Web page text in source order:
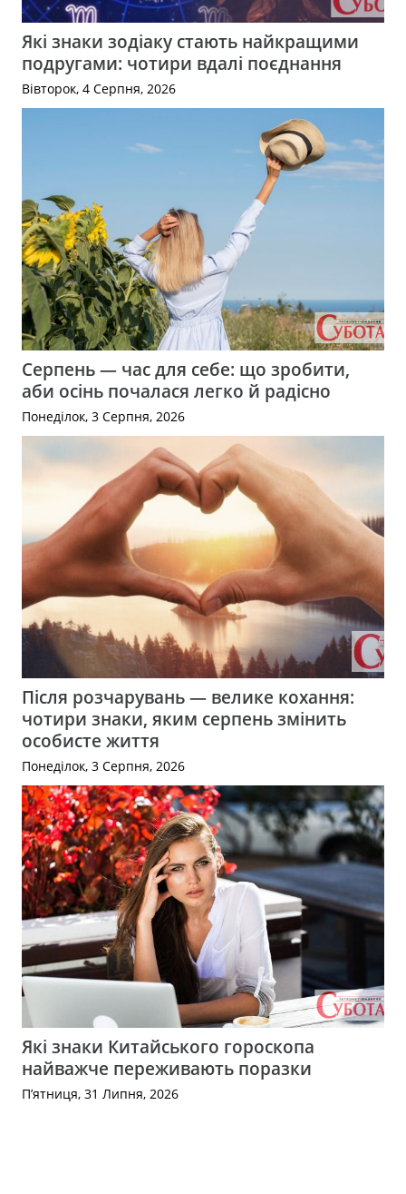
Які знаки зодіаку стають найкращими
подругами: чотири вдалі поєднання
Вівторок, 4 Серпня, 2026
Серпень — час для себе: що зробити,
аби осінь почалася легко й радісно
Понеділок, 3 Серпня, 2026
Після розчарувань — велике кохання:
чотири знаки, яким серпень змінить
особисте життя
Понеділок, 3 Серпня, 2026
Які знаки Китайського гороскопа
найважче переживають поразки
П’ятниця, 31 Липня, 2026